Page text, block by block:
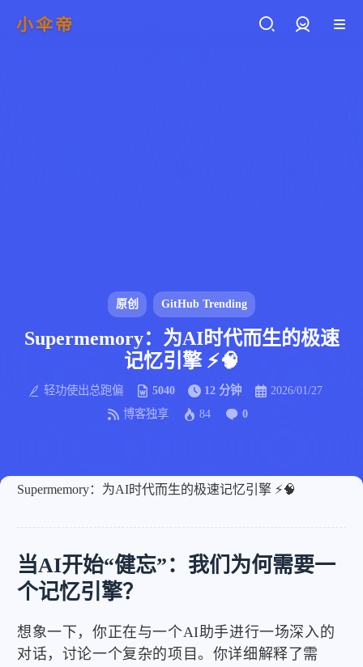
小伞帝
原创 GitHub Trending
Supermemory：为AI时代而生的极速
记忆引擎 ⚡🧠
轻功使出总跑偏 5040 12 分钟
2026/01/27
博客独享
84 0
Supermemory：为AI时代而生的极速记忆引擎 ⚡🧠
当AI开始“健忘”：我们为何需要一
个记忆引擎？
想象一下，你正在与一个AI助手进行一场深入的
对话，讨论一个复杂的项目。你详细解释了需